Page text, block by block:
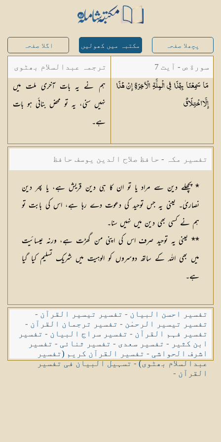
پچھلا صفحہ مکتبہ میں کھولیں اگلا صفحہ
سورة ص - آیت 7
مَا سَمِعْنَا بِهَٰذَا فِي الْمِلَّةِ الْآخِرَةِ إِنْ هَٰذَا
إِلَّااخْتِلَاقٌ
ترجمہ عبدالسلام بھٹوی
- عبدالسلام بن محمد
ہم نے یہ بات آخری ملت میں
نہیں سنی، یہ تو محض بنائی ہو بات
ہے۔
تفسیر مکہ - حافظ صلاح الدین یوسف حافظ
* پچھلے دین سے مراد یا تو ان کا ہی دین قریش ہے، یا پھر دین
نصاریٰ۔ یعنی یہ جس توحید کی دعوت دے رہا ہے، اس کی بابت تو
ہم نے کسی بھی دین میں نہیں سنا۔
** یعنی یہ توحید صرف اس کی اپنی من گھڑت ہے، ورنہ عیسائیت
میں بھی اللہ کے ساتھ دوسروں کو الوہیت میں شریک تسلیم کیا گیا
ہے۔
تفسیر احسن البیان - تفسیر تیسیر القرآن -
تفسیر تیسیر الرحمٰن - تفسیر ترجمان القرآن -
تفسیر فہم القرآن - تفسیر سراج البیان - تفسیر
ابن کثیر - تفسیر سعدی - تفسیر ثنائی - تفسیر
اشرف الحواشی - تفسیر القرآن کریم (تفسیر
عبدالسلام بھٹوی)-تسہیل البیان فی تفسیر
القرآن -